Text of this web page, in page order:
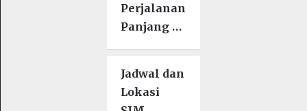
Perjalanan
Panjang …
Jadwal dan
Lokasi